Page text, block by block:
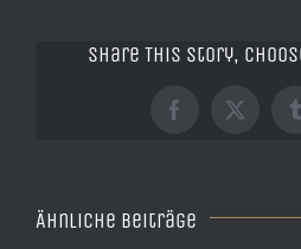
Share This Story,
Facebook
X
Ähnliche Beiträge